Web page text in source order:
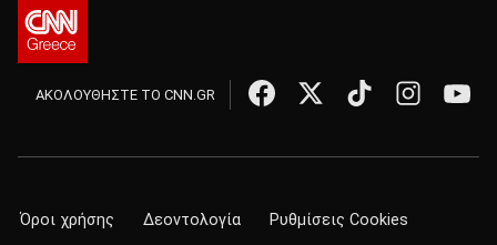
ΑΚΟΛΟΥΘΗΣΤΕ ΤΟ CNN.GR
Όροι χρήσης Δεοντολογία Ρυθμίσεις Cookies